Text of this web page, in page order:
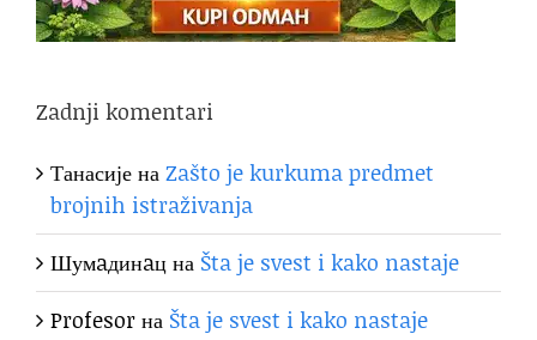
Zadnji komentari
ТанасијенаZašto je kurkuma predmet
brojnih istraživanja
Шумaдинaцна Šta je svest i kako nastaje
Profesorна Šta je svest i kako nastaje